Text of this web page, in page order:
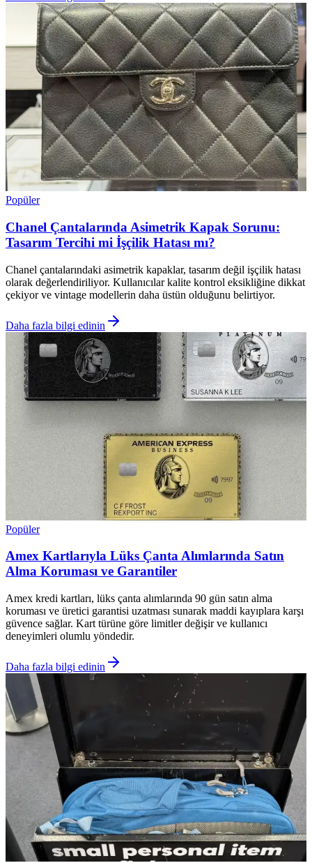
Popüler
Chanel Çantalarında Asimetrik Kapak Sorunu:
Tasarım Tercihi mi İşçilik Hatası mı?
Chanel çantalarındaki asimetrik kapaklar, tasarım değil işçilik hatası
olarak değerlendiriliyor. Kullanıcılar kalite kontrol eksikliğine dikkat
çekiyor ve vintage modellerin daha üstün olduğunu belirtiyor.
Daha fazla bilgi edinin
Popüler
Amex Kartlarıyla Lüks Çanta Alımlarında Satın
Alma Koruması ve Garantiler
Amex kredi kartları, lüks çanta alımlarında 90 gün satın alma
koruması ve üretici garantisi uzatması sunarak maddi kayıplara karşı
güvence sağlar. Kart türüne göre limitler değişir ve kullanıcı
deneyimleri olumlu yöndedir.
Daha fazla bilgi edinin